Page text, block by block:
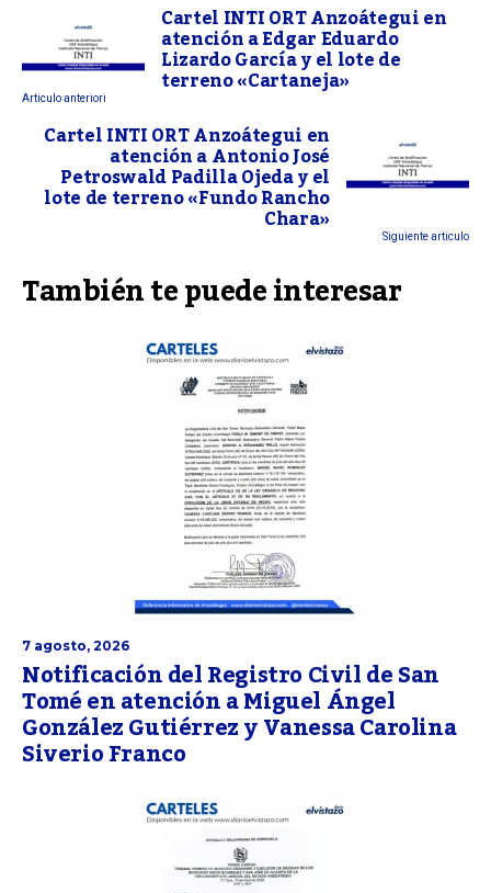
Cartel INTI ORT Anzoátegui en
atención a Edgar Eduardo
Lizardo García y el lote de
terreno «Cartaneja»
Articulo anteriori
Cartel INTI ORT Anzoátegui en
atención a Antonio José
Petroswald Padilla Ojeda y el
lote de terreno «Fundo Rancho
Chara» Siguiente articulo
También te puede interesar
7 agosto, 2026
Notificación del Registro Civil de San
Tomé en atención a Miguel Ángel
González Gutiérrez y Vanessa Carolina
Siverio Franco